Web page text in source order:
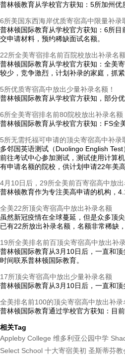
普林顿教育从学校官方获知：5所加州
6所美国东西海岸优质寄宿高中限量补录
普林顿国际教育从学校官方获知：6所
交申请材料，预约稀缺面试名额。
22所全美寄宿排名前百院校放出补录名
普林顿国际教育从学校官方获知：全美
较少，竞争激烈，计划补录的家庭，抓
5所优质寄宿高中放出少量补录名额！
普林顿国际教育从学校官方获知，部分
6所全美寄宿排名前80院校放出补录名额
普林顿国际教育从学校官方获知：FS全
5所无需托福可申请的顶尖寄宿高中补录
多邻国英语测试（Duolingo English
前往考试中心参加测试，测试使用计算
有申请名额的院校，供计划申请22年美
4月10日后，29所全美前百寄宿高中放出
普林顿教育作为专注美高申请的机构，
全美22所顶尖寄宿高中放出补录名额
虽然新冠疫情在全球蔓延，但是众多顶
已有22所放出补录名额，名额非常稀缺
19所全美排名前百顶尖寄宿高中放出补
普林顿国际教育从3月10日后，一直和
时间联系普林顿国际教育。
17所顶尖寄宿高中放出少量补录名额
普林顿国际教育从3月10日后，一直和
全美排名前100的顶尖寄宿高中放出补录
普林顿国际教育通过学校官方获知：目
相关Tag
Appleby College 维多利亚公园中学
Select School 十大寄宿美初 圣斯蒂芬教